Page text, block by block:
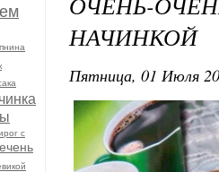
с
НАЧИНКОЙ
Пятница, 01 Июля